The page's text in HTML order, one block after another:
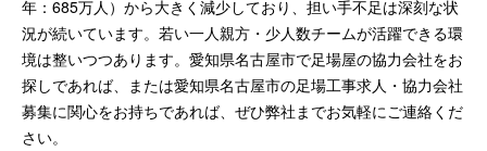
年：685万人）から大きく減少しており、担い手不足は深刻な状
況が続いています。若い一人親方・少人数チームが活躍できる環
境は整いつつあります。愛知県名古屋市で足場屋の協力会社をお
探しであれば、または愛知県名古屋市の足場工事求人・協力会社
募集に関心をお持ちであれば、ぜひ弊社までお気軽にご連絡くだ
さい。